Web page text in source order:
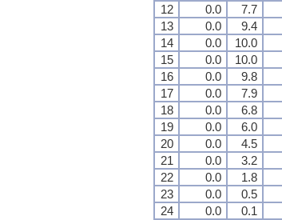
12
0.0 7.7
13
0.0 9.4
14
0.0 10.0
15
0.0 10.0
16
0.0 9.8
17
0.0 7.9
18
0.0 6.8
19
0.0 6.0
20
0.0 4.5
21
0.0 3.2
22
0.0 1.8
23
0.0 0.5
24
0.0 0.1